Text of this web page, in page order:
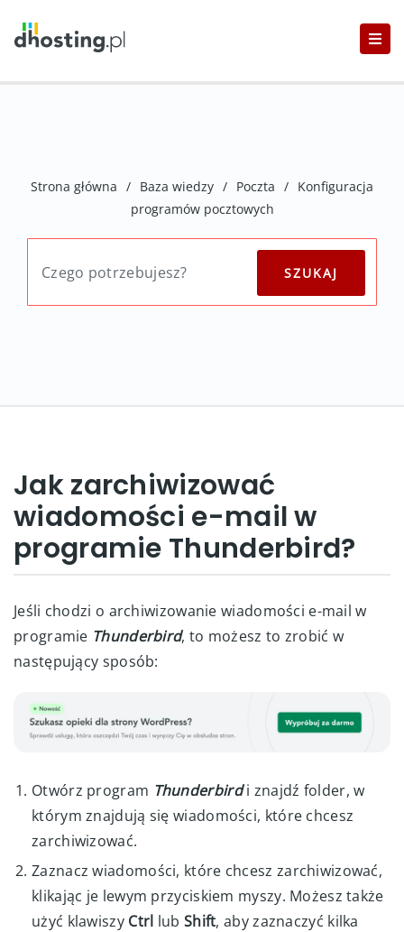
Strona główna / Baza wiedzy / Poczta / Konfiguracja
programów pocztowych
Jak zarchiwizować
wiadomości e-mail w
programie Thunderbird?
Jeśli chodzi o archiwizowanie wiadomości e-mail w
programie Thunderbird, to możesz to zrobić w
następujący sposób:
Otwórz program Thunderbird i znajdź folder, w
którym znajdują się wiadomości, które chcesz
zarchiwizować.
Zaznacz wiadomości, które chcesz zarchiwizować,
klikając je lewym przyciskiem myszy. Możesz także
użyć klawiszy Ctrl lub Shift, aby zaznaczyć kilka